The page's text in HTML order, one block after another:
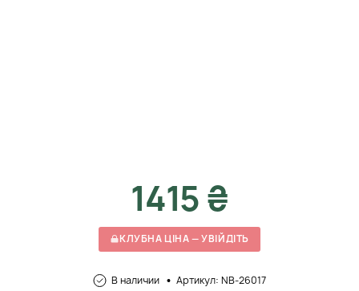
1415 ₴
КЛУБНА ЦІНА — УВІЙДІТЬ
В наличии Артикул: NB-26017